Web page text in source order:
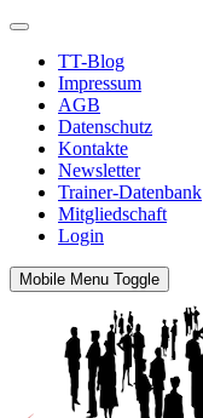
TT-Blog
Impressum
AGB
Datenschutz
Kontakte
Newsletter
Trainer-Datenbank
Mitgliedschaft
Login
Mobile Menu Toggle